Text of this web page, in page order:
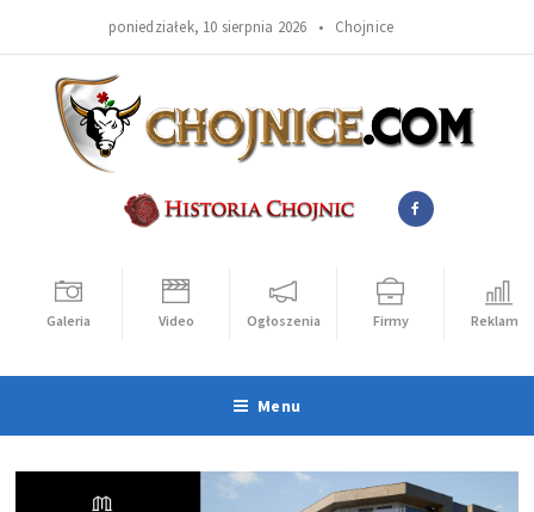
poniedziałek, 10 sierpnia 2026 • Chojnice
Galeria Video Ogłoszenia Firmy Reklama
Menu